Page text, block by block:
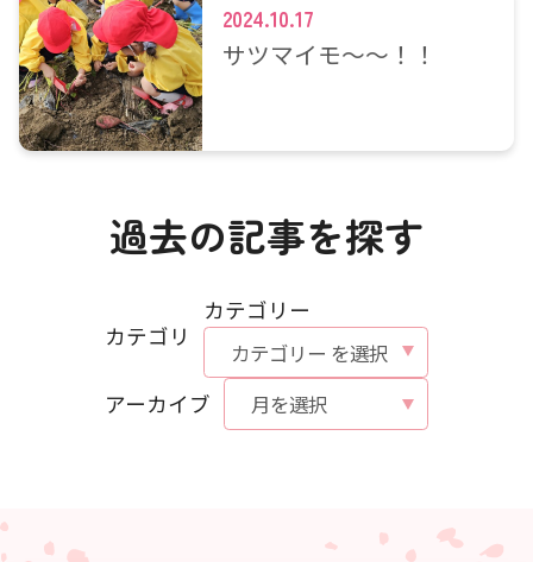
2024.10.17
サツマイモ～～！！
過去の記事を探す
カテゴリ
カテゴリー
アーカイブ